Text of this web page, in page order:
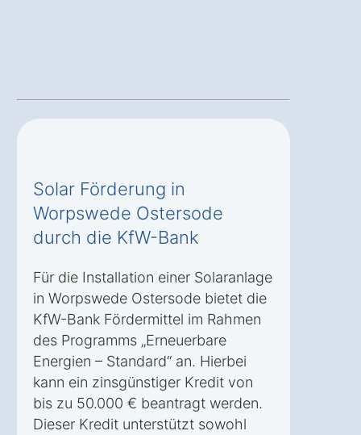
Solar Förderung in
Worpswede Ostersode
durch die KfW-Bank
Für die Installation einer Solaranlage
in Worpswede Ostersode bietet die
KfW-Bank Fördermittel im Rahmen
des Programms „Erneuerbare
Energien – Standard“ an. Hierbei
kann ein zinsgünstiger Kredit von
bis zu 50.000 € beantragt werden.
Dieser Kredit unterstützt sowohl